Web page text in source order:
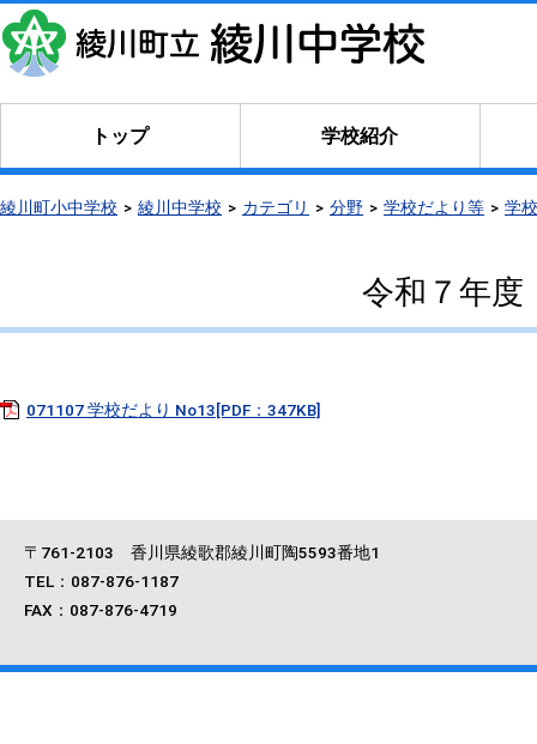
トップ 学校紹介
綾川町小中学校 綾川中学校 カテゴリ 分野 学校だより等 学
令和７年
071107 学校だより No13[PDF：347KB]
〒761‐2103 香川県綾歌郡綾川町陶5593番地1
TEL：087-876-1187
FAX：087-876-4719